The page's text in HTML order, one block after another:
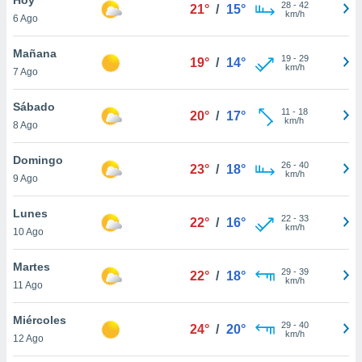
en
más
nuestra
de
cookies
aceptar
6 Ago
21° / 15° 28- 42
km/h
Mañana
7 Ago
19° / 14° 19- 29
km/h
Sábado
8 Ago
20° / 17° 11 - 18
km/h
Domingo
9 Ago
23° / 18° 26- 40
km/h
Lunes
10 Ago
22° / 16° 22- 33
km/h
Martes
11 Ago
22° / 18° 29- 39
km/h
Miércoles
12 Ago
24° / 20° 29- 40
km/h